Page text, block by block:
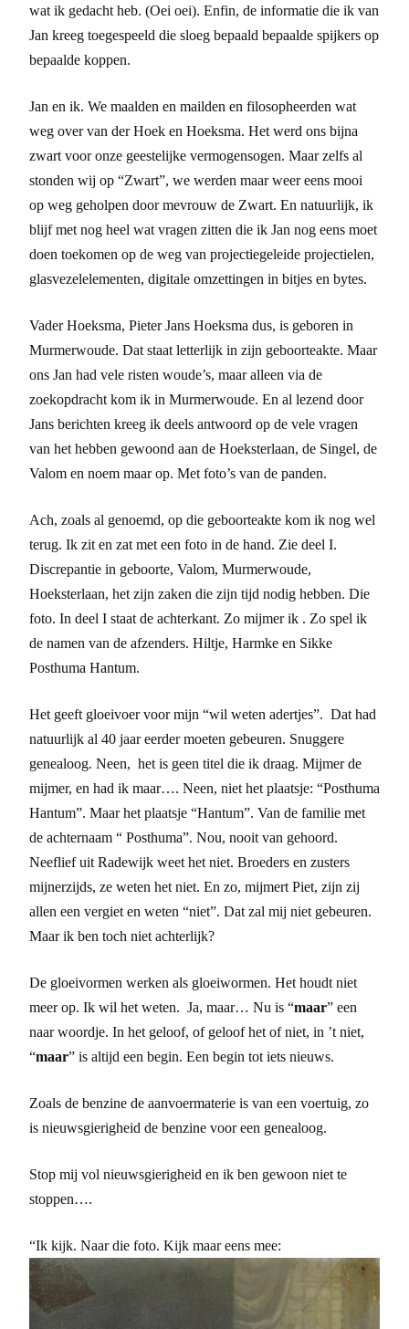
wat ik gedacht heb. (Oei oei). Enfin, de informatie die ik van
Jan kreeg toegespeeld die sloeg bepaald bepaalde spijkers op
bepaalde koppen.
Jan en ik. We maalden en mailden en filosopheerden wat
weg over van der Hoek en Hoeksma. Het werd ons bijna
zwart voor onze geestelijke vermogensogen. Maar zelfs al
stonden wij op “Zwart”, we werden maar weer eens mooi
op weg geholpen door mevrouw de Zwart. En natuurlijk, ik
blijf met nog heel wat vragen zitten die ik Jan nog eens moet
doen toekomen op de weg van projectiegeleide projectielen,
glasvezelelementen, digitale omzettingen in bitjes en bytes.
Vader Hoeksma, Pieter Jans Hoeksma dus, is geboren in
Murmerwoude. Dat staat letterlijk in zijn geboorteakte. Maar
ons Jan had vele risten woude’s, maar alleen via de
zoekopdracht kom ik in Murmerwoude. En al lezend door
Jans berichten kreeg ik deels antwoord op de vele vragen
van het hebben gewoond aan de Hoeksterlaan, de Singel, de
Valom en noem maar op. Met foto’s van de panden.
Ach, zoals al genoemd, op die geboorteakte kom ik nog wel
terug. Ik zit en zat met een foto in de hand. Zie deel I.
Discrepantie in geboorte, Valom, Murmerwoude,
Hoeksterlaan, het zijn zaken die zijn tijd nodig hebben. Die
foto. In deel I staat de achterkant. Zo mijmer ik . Zo spel ik
de namen van de afzenders. Hiltje, Harmke en Sikke
Posthuma Hantum.
Het geeft gloeivoer voor mijn “wil weten adertjes”. Dat had
natuurlijk al 40 jaar eerder moeten gebeuren. Snuggere
genealoog. Neen, het is geen titel die ik draag. Mijmer de
mijmer, en had ik maar…. Neen, niet het plaatsje: “Posthuma
Hantum”. Maar het plaatsje “Hantum”. Van de familie met
de achternaam “ Posthuma”. Nou, nooit van gehoord.
Neeflief uit Radewijk weet het niet. Broeders en zusters
mijnerzijds, ze weten het niet. En zo, mijmert Piet, zijn zij
allen een vergiet en weten “niet”. Dat zal mij niet gebeuren.
Maar ik ben toch niet achterlijk?
De gloeivormen werken als gloeiwormen. Het houdt niet
meer op. Ik wil het weten. Ja, maar… Nu is “maar” een
naar woordje. In het geloof, of geloof het of niet, in ’t niet,
“maar” is altijd een begin. Een begin tot iets nieuws.
Zoals de benzine de aanvoermaterie is van een voertuig, zo
is nieuwsgierigheid de benzine voor een genealoog.
Stop mij vol nieuwsgierigheid en ik ben gewoon niet te
stoppen….
“Ik kijk. Naar die foto. Kijk maar eens mee: